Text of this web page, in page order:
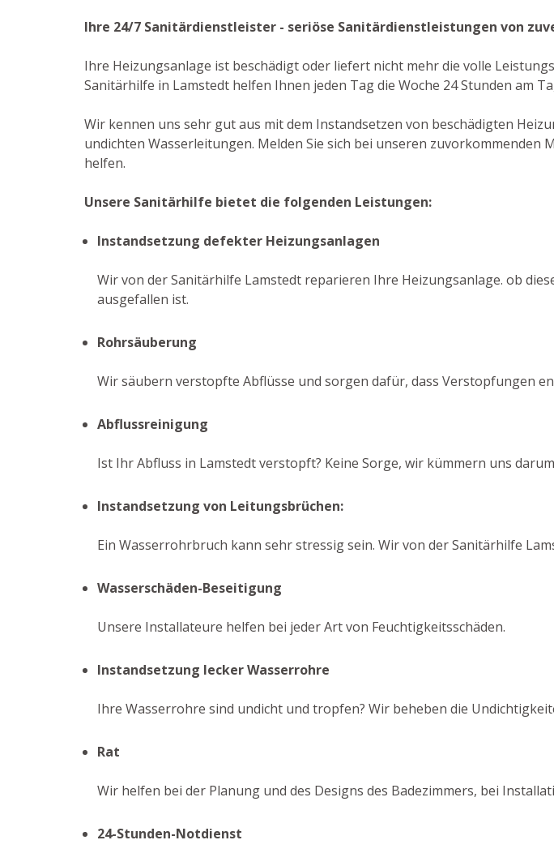
Ihre 24/7 Sanitärdienstleister - seriöse Sanitärdienstleistungen von
Ihre Heizungsanlage ist beschädigt oder liefert nicht mehr die volle
Sanitärhilfe in Lamstedt helfen Ihnen jeden Tag die Woche 24 Stunden am
Wir kennen uns sehr gut aus mit dem Instandsetzen von beschädigten
undichten Wasserleitungen. Melden Sie sich bei unseren
helfen.
Unsere Sanitärhilfe bietet die folgenden Leistungen:
Instandsetzung defekter Heizungsanlagen
Wir von der Sanitärhilfe Lamstedt reparieren Ihre Heizungsanlage. ob
ausgefallen ist.
Rohrsäuberung
Wir säubern verstopfte Abflüsse und sorgen dafür, dass Verstopfungen
Abflussreinigung
Ist Ihr Abfluss in Lamstedt verstopft? Keine Sorge, wir kümmern uns
Instandsetzung von Leitungsbrüchen:
Ein Wasserrohrbruch kann sehr stressig sein. Wir von der Sanitärhilfe
Wasserschäden-Beseitigung
Unsere Installateure helfen bei jeder Art von Feuchtigkeitsschäden.
Instandsetzung lecker Wasserrohre
Ihre Wasserrohre sind undicht und tropfen? Wir beheben die
Rat
Wir helfen bei der Planung und des Designs des Badezimmers, bei
24-Stunden-Notdienst